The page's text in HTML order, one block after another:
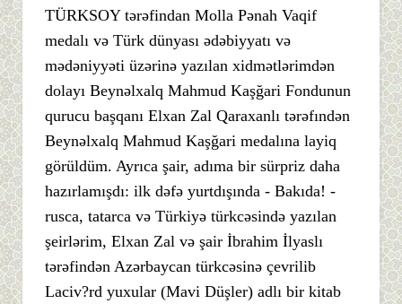
TÜRKSOY tərəfindan Molla Pənah Vaqif
medalı və Türk dünyası ədəbiyyatı və
mədəniyyəti üzərinə yazılan xidmətlərimdən
dolayı Beynəlxalq Mahmud Kaşğari Fondunun
qurucu başqanı Elxan Zal Qaraxanlı tərəfındən
Beynəlxalq Mahmud Kaşğari medalına layiq
görüldüm. Ayrıca şair, adıma bir sürpriz daha
hazırlamışdı: ilk dəfə yurtdışında - Bakıda! -
rusca, tatarca və Türkiyə türkcəsində yazılan
şeirlərim, Elxan Zal və şair İbrahim İlyaslı
tərəfindən Azərbaycan türkcəsinə çevrilib
Laciv?rd yuxular (Mavi Düşler) adlı bir kitab